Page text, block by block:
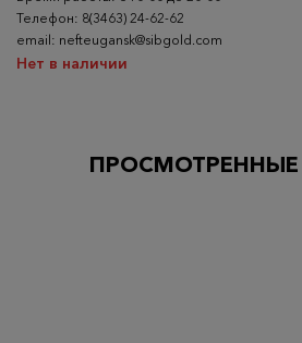
Телефон: 8(3463) 24-62-62
email: nefteugansk@sibgold.com
Нет в наличии